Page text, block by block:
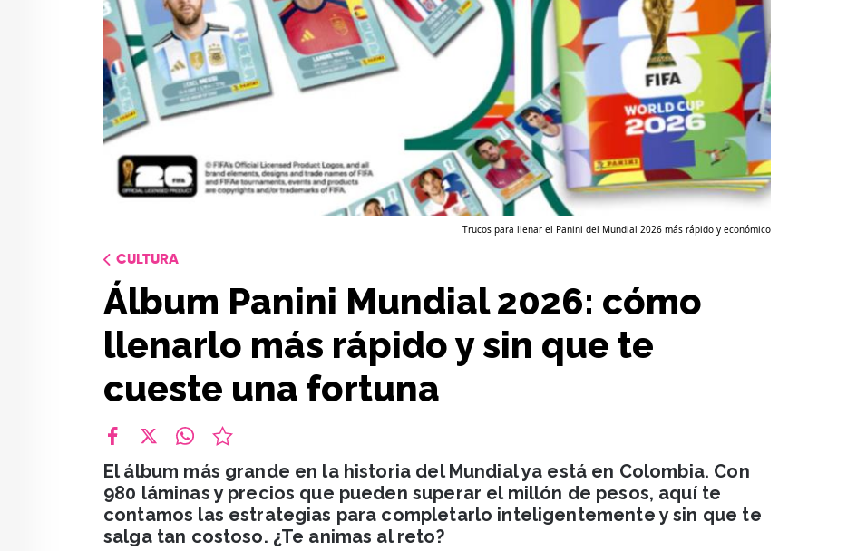
Trucos para llenar el Panini del Mundial 2026 más rápido y económico
CULTURA
Álbum Panini Mundial 2026: cómo
llenarlo más rápido y sin que te
cueste una fortuna
El álbum más grande en la historia del Mundial ya está en Colombia. Con
980 láminas y precios que pueden superar el millón de pesos, aquí te
contamos las estrategias para completarlo inteligentemente y sin que te
salga tan costoso. ¿Te animas al reto?